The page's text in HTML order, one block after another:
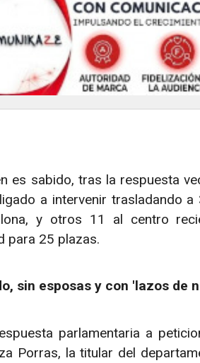
es sabido, tras la respuesta
a intervenir trasladando
y otros 11 al centro
para 25 plazas.
sin esposas y con 'lazos de
parlamentaria a
Porras, la titular del